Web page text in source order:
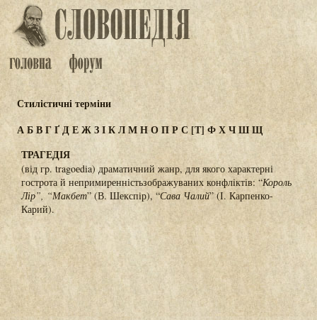
Стилістичні терміни
АБВГҐДЕЖЗІКЛМНОПР С [Т]ФХЧШЩ
ТРАГЕДІЯ
(від гp. tragoеdia) драматичний жанр, для якого характерні
гостpота й непpимиpенністьзображуваних конфлiктів: “Король
Лір”, “Макбет” (В. Шекспір), “Сава Чалий” (І. Карпенко-
Карий).